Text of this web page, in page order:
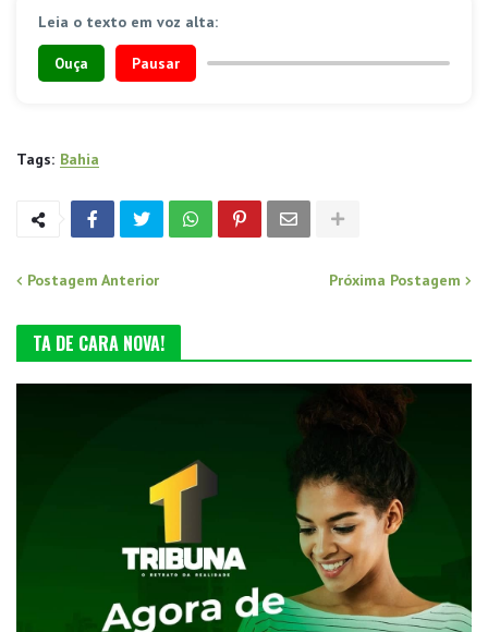
Leia o texto em voz alta:
Ouça Pausar
Tags: Bahia
Postagem Anterior Próxima Postagem
TA DE CARA NOVA!